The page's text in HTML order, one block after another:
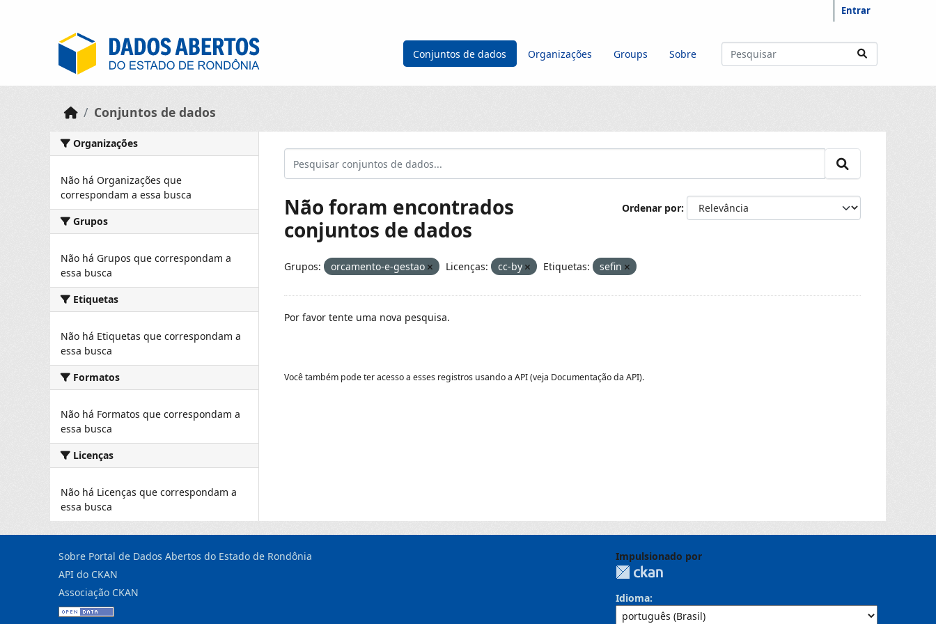
Entrar
Conjuntos de dados Organizações Groups Sobre
Conjuntos de dados
Organizações
Não há Organizações que
correspondam a essa busca
Grupos
Não há Grupos que correspondam a
essa busca
Etiquetas
Não há Etiquetas que correspondam a
essa busca
Formatos
Não há Formatos que correspondam a
essa busca
Licenças
Não há Licenças que correspondam a
essa busca
Ordenar por
Não foram encontrados
conjuntos de dados
Grupos: orcamento-e-gestao Licenças: cc-by Etiquetas: sefin
Por favor tente uma nova pesquisa.
Você também pode ter acesso a esses registros usando a API(veja Documentação da API).
Sobre Portal de Dados Abertos do Estado de Rondônia
API do CKAN
Associação CKAN
Impulsionado por
Idioma